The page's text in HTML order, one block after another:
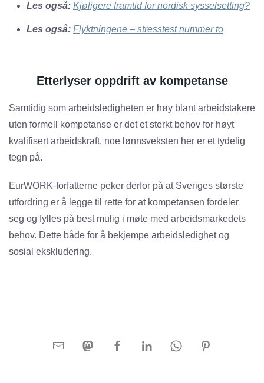
Les også: Kjøligere framtid for nordisk sysselsetting?
Les også: Flyktningene – stresstest nummer to
Etterlyser oppdrift av kompetanse
Samtidig som arbeidsledigheten er høy blant arbeidstakere
uten formell kompetanse er det et sterkt behov for høyt
kvalifisert arbeidskraft, noe lønnsveksten her er et tydelig
tegn på.
EurWORK-forfatterne peker derfor på at Sveriges største
utfordring er å legge til rette for at kompetansen fordeler
seg og fylles på best mulig i møte med arbeidsmarkedets
behov. Dette både for å bekjempe arbeidsledighet og
sosial ekskludering.